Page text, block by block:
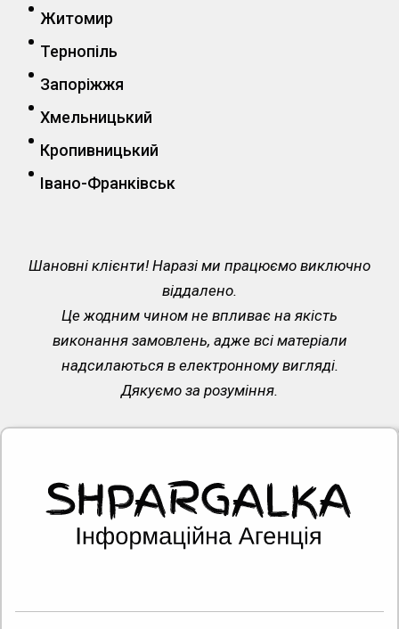
Житомир
Тернопіль
Запоріжжя
Хмельницький
Кропивницький
Івано-Франківськ
Шановні клієнти! Наразі ми працюємо виключно
віддалено.
Це жодним чином не впливає на якість
виконання замовлень, адже всі матеріали
надсилаються в електронному вигляді.
Дякуємо за розуміння.